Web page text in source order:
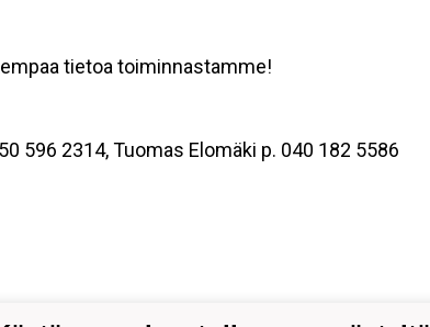
tietoa toiminnastamme!
596 2314, Tuomas Elomäki p. 040 182 5586